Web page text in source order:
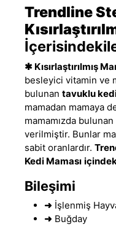
Trendline
✱ Kısırlaştırılmış
besleyici vitamin ve
bulunan tavuklu
mamadan mamaya
mamamızda
verilmiştir. Bunlar
sabit oranlardır.
Kedi Maması
Bileşimi
➜ İşlenmiş
➜ Buğday